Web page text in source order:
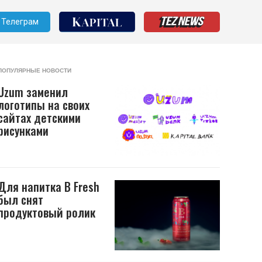
Телеграм
НОВОСТИ
заменил
на своих
детскими
напитка B Fresh
снят
ролик